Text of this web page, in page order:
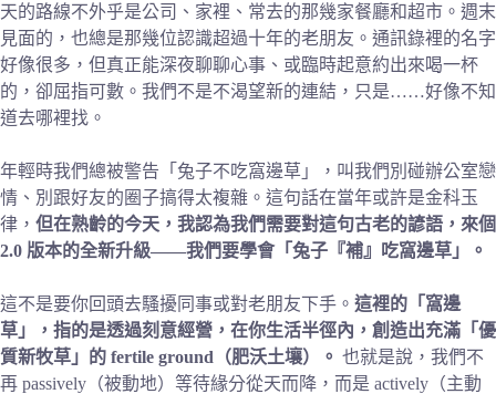
天的路線不外乎是公司、家裡、常去的那幾家餐廳和超市。週末
見面的，也總是那幾位認識超過十年的老朋友。通訊錄裡的名字
好像很多，但真正能深夜聊聊心事、或臨時起意約出來喝一杯
的，卻屈指可數。我們不是不渴望新的連結，只是……好像不知
道去哪裡找。
年輕時我們總被警告「兔子不吃窩邊草」，叫我們別碰辦公室戀
情、別跟好友的圈子搞得太複雜。這句話在當年或許是金科玉
律， 但在熟齡的今天，我認為我們需要對這句古老的諺語，來個
2.0 版本的全新升級——我們要學會「兔子『補』吃窩邊草」。
這不是要你回頭去騷擾同事或對老朋友下手。 這裡的「窩邊
草」，指的是透過刻意經營，在你生活半徑內，創造出充滿「優
質新牧草」的 fertile ground（肥沃土壤）。 也就是說，我們不
再 passively（被動地）等待緣分從天而降，而是 actively（主動